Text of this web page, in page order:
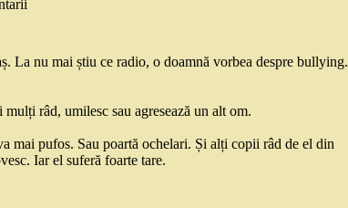
La nu mai știu ce radio, o doamnă vorbea despre bullying.
râd, umilesc sau agresează un alt om.
mai pufos. Sau poartă ochelari. Și alți copii râd de el din
Iar el suferă foarte tare.